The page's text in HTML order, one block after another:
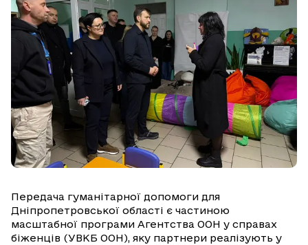
Передача гуманітарної допомоги для
Дніпропетровської області є частиною
масштабної програми Агентства ООН у справах
біженців (УВКБ ООН), яку партнери реалізують у